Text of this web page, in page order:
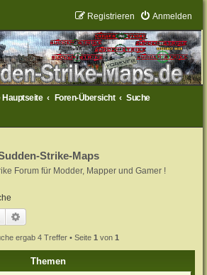
Anmelden
Registrieren
Hauptseite Foren-Übersicht
Suche
Strike-Maps
Forum für Modder, Mapper und Gamer !
Suche
ergab 4 Treffer • Seite 1 von 1
Themen